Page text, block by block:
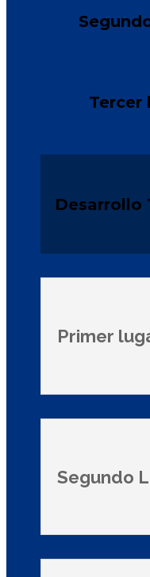
Tercer
Desarrollo
Primer
Segundo